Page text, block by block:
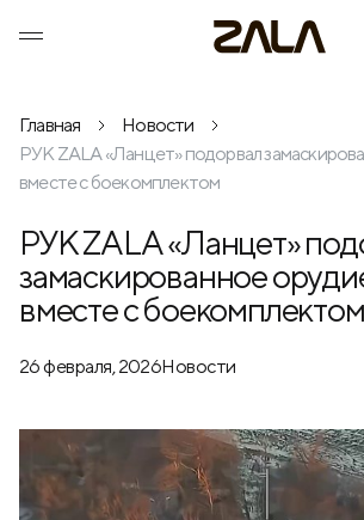
Главная
Новости
РУК ZALA «Ланцет» подорвал
вместе с боекомплектом
РУК ZALA «Ланцет»
замаскированное
вместе с боекомплектом
26 февраля, 2026Новости